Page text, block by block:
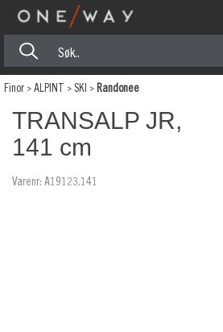
Finor>ALPINT>SKI>Randonee
TRANSALP JR,
141 cm
Varenr: A19123.141